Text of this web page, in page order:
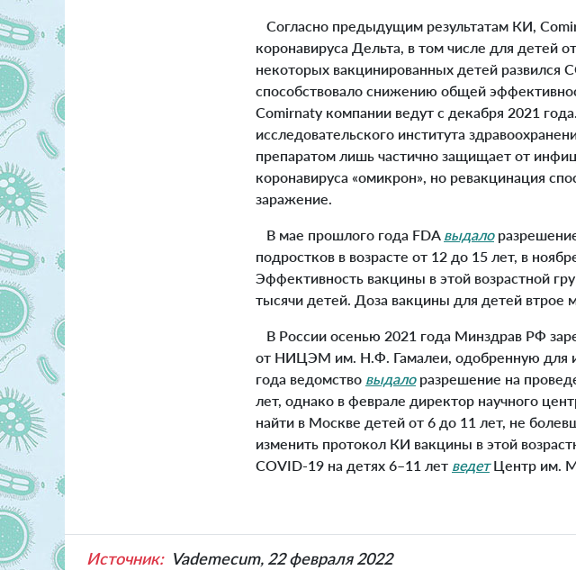
Согласно предыдущим результатам КИ,
коронавируса Дельта, в том числе для детей
некоторых вакцинированных детей развился
способствовало снижению общей
Comirnaty компании ведут с декабря 2021
исследовательского института
препаратом лишь частично защищает от
коронавируса «омикрон», но ревакцинация
заражение.
В мае прошлого года FDA выдало
подростков в возрасте от 12 до 15 лет, в
Эффективность вакцины в этой возрастной
тысячи детей. Доза вакцины для детей втрое
В России осенью 2021 года Минздрав РФ
от НИЦЭМ им. Н.Ф. Гамалеи, одобренную для
года ведомство выдалоразрешение на
лет, однако в феврале директор научного
найти в Москве детей от 6 до 11 лет, не
изменить протокол КИ вакцины в этой
COVID-19 на детях 6–11 лет ведетЦентр им.
Источник: Vademecum, 22 февраля 2022